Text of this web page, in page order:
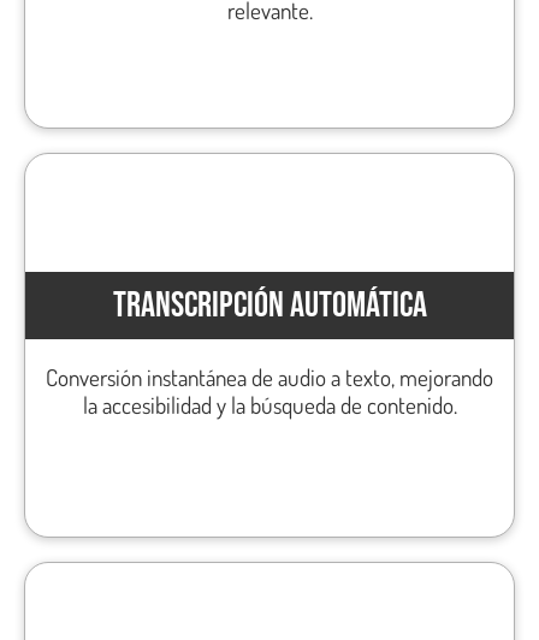
relevante.
TRANSCRIPCIÓN AUTOMÁTICA
Conversión instantánea de audio a texto, mejorando
la accesibilidad y la búsqueda de contenido.